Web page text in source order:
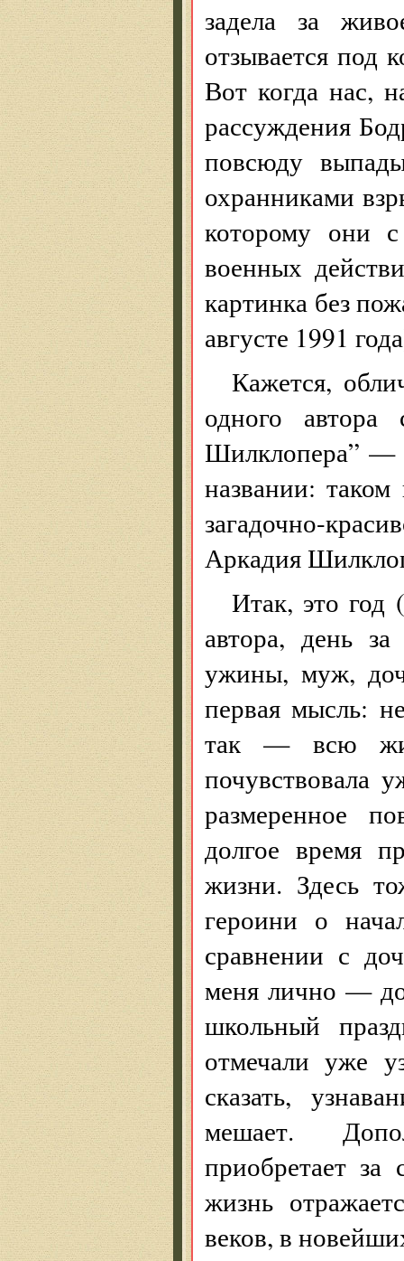
задела за
отзывается под
Вот когда нас,
рассуждения
повсюду
охранниками
которому они
военных
картинка без
августе 1991
Кажется,
одного
Шилклопера” —
названии:
загадочно-
Аркадия
Итак, это год
автора, день
ужины, муж,
первая мысль:
так — всю
почувствовала
размеренное
долгое время
жизни. Здесь
героини о
сравнении с
меня лично — до
школьный
отмечали уже
сказать,
мешает.
приобретает
жизнь
веков, в